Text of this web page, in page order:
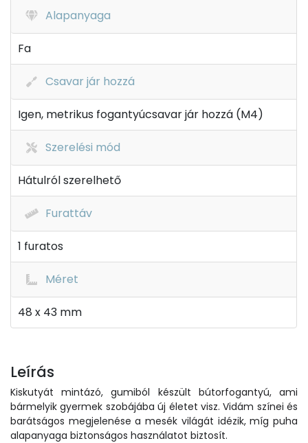
Alapanyaga
Fa
Csavar jár hozzá
Igen, metrikus fogantyúcsavar jár hozzá (M4)
Szerelési mód
Hátulról szerelhető
Furattáv
1 furatos
Méret
48 x 43 mm
Leírás
Kiskutyát mintázó, gumiból készült bútorfogantyú, ami
bármelyik gyermek szobájába új életet visz. Vidám színei és
barátságos megjelenése a mesék világát idézik, míg puha
alapanyaga biztonságos használatot biztosít.